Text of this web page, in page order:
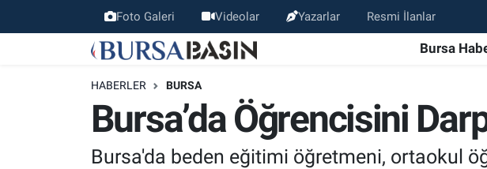
Foto Galeri Videolar Yazarlar Resmi İlanlar
Bursa
HABERLER BURSA
Bursa’da Öğrencisini
Bursa'da beden eğitimi öğretmeni, ortaokul
Bursa Haber
Bursa Nöbetçi Eczaneler
Bursa Hava Durumu